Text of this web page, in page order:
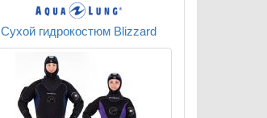
Сухой гидрокостюм Blizzard